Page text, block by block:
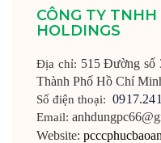
CÔNG TY
HOLDINGS
Địa chỉ: 515 Đường số
Thành Phố Hồ Chí
Số điện thoại:
Email:
Website: